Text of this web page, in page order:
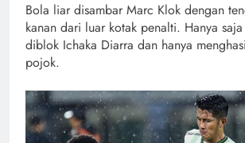
Bola liar disambar Marc Klok dengan
kanan dari luar kotak penalti. Hanya
diblok Ichaka Diarra dan hanya
pojok.